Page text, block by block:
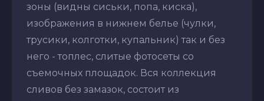
зоны (видны сиськи, попа, киска),
изображения в нижнем белье (чулки,
трусики, колготки, купальник) так и без
него - топлес, слитые фотосеты со
съемочных площадок. Вся коллекция
сливов без замазок, состоит из